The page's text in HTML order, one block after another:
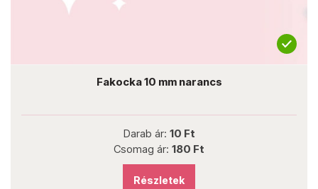
Fakocka 10 mm narancs
Darab ár: 10 Ft
Csomag ár: 180 Ft
Részletek